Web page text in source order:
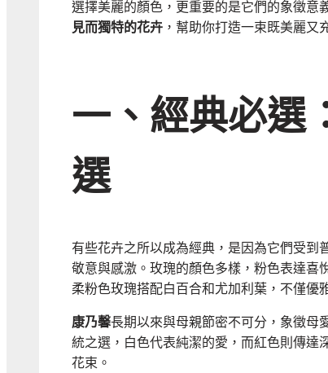
選擇美麗的顏色，更重要的是它們的象徵意
見而獨特的花卉 ，幫助你打造一束既美麗又
一、經典必選
選
有些花卉之所以成為經典，是因為它們受到
敬意與感激。玫瑰的顏色多樣，粉色表達
柔粉色玫瑰搭配白百合和尤加利葉，不僅優
康乃馨長期以來與母親節密不可分，象徵母
統之選，白色代表純潔的愛，而紅色則傳達
花束。